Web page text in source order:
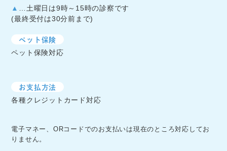
▲
…土曜日は9時～15時の診察です
(最終受付は30分前まで)
ペット保険
ペット保険対応
お支払方法
各種クレジットカード対応
電子マネー、ORコードでのお支払いは現在のところ対応してお
りません。